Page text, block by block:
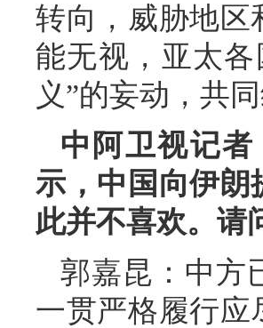
转向，威胁地区
能无视，亚太
义”的妄动，共
中阿卫视记
示，中国向伊朗
此并不喜欢。请
郭嘉昆：中方
一贯严格履行应